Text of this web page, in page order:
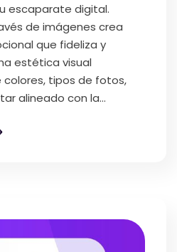
escaparate digital.
de imágenes crea
que fideliza y
estética visual
tipos de fotos,
alineado con la...